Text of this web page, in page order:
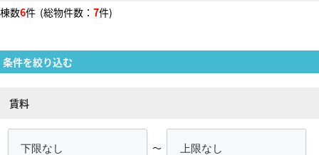
棟数6件 (総物件数： 7件)
条件を絞り込む
賃料
～